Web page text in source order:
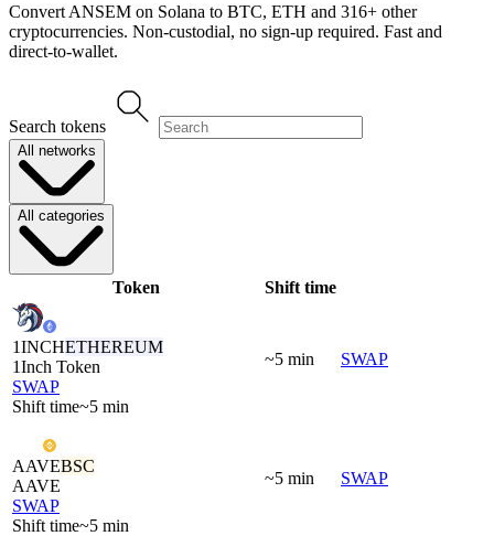
Convert ANSEM on Solana to BTC, ETH and 316+ other
cryptocurrencies. Non-custodial, no sign-up required. Fast and
direct-to-wallet.
Search tokens
All networks
All categories
Token Shift time
1INCHETHEREUM
1Inch Token
SWAP
Shift time~5 min
~5 min SWAP
AAVEBSC
AAVE
SWAP
Shift time~5 min
~5 min SWAP